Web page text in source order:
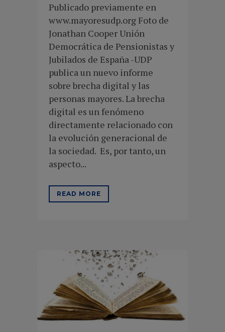
Publicado previamente en
www.mayoresudp.org Foto de
Jonathan Cooper Unión
Democrática de Pensionistas y
Jubilados de España -UDP
publica un nuevo informe
sobre brecha digital y las
personas mayores. La brecha
digital es un fenómeno
directamente relacionado con
la evolución generacional de
la sociedad. Es, por tanto, un
aspecto...
READ MORE